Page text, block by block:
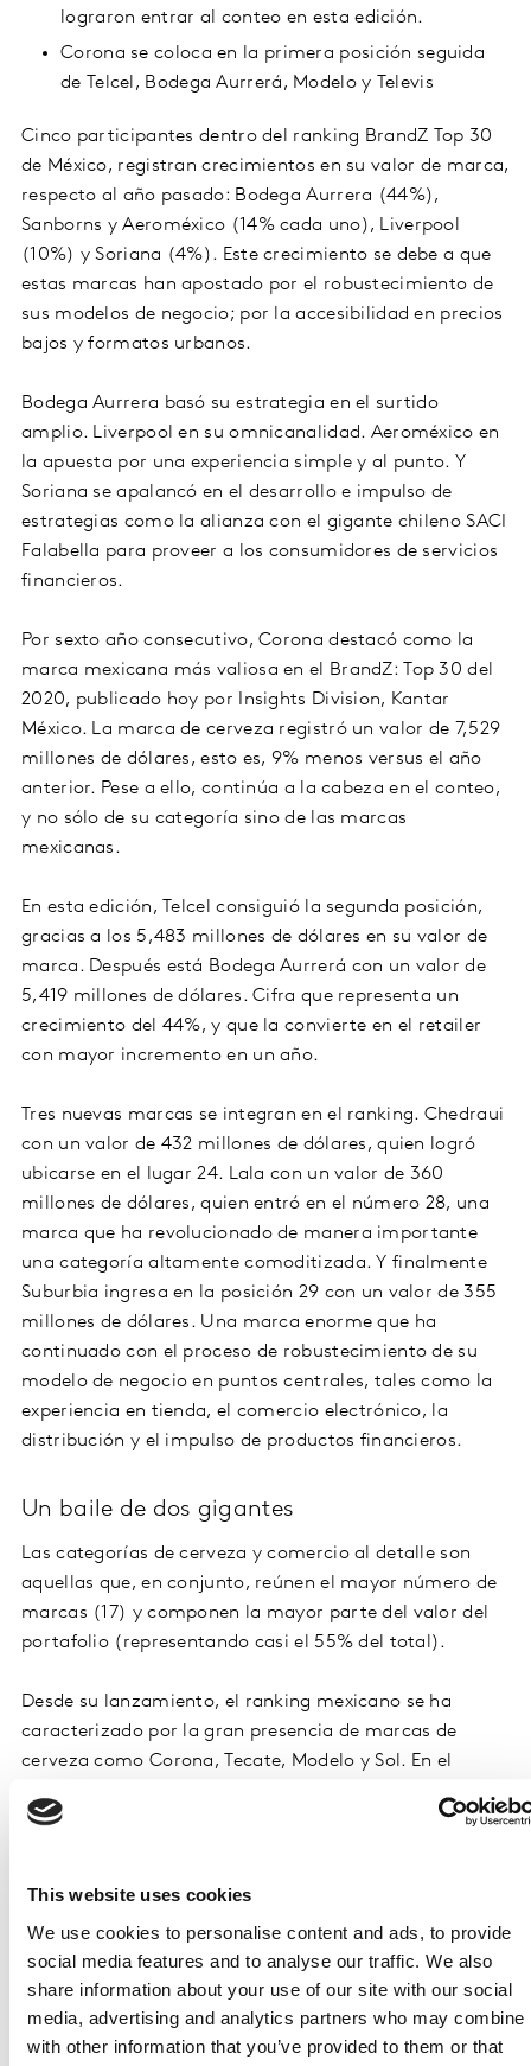
This website uses cookies
We use cookies to personalise content and ads, to provide
social media features and to analyse our traffic. We also
share information about your use of our site with our social
media, advertising and analytics partners who may combine
with other information that you’ve provided to them or that
lograron entrar al conteo en esta edición.
Corona se coloca en la primera posición seguida
de Telcel, Bodega Aurrerá, Modelo y Televis
Cinco participantes dentro del ranking BrandZ Top 30
de México, registran crecimientos en su valor de marca,
respecto al año pasado: Bodega Aurrera (44%),
Sanborns y Aeroméxico (14% cada uno), Liverpool
(10%) y Soriana (4%). Este crecimiento se debe a que
estas marcas han apostado por el robustecimiento de
sus modelos de negocio; por la accesibilidad en precios
bajos y formatos urbanos.
Bodega Aurrera basó su estrategia en el surtido
amplio. Liverpool en su omnicanalidad. Aeroméxico en
la apuesta por una experiencia simple y al punto. Y
Soriana se apalancó en el desarrollo e impulso de
estrategias como la alianza con el gigante chileno SACI
Falabella para proveer a los consumidores de servicios
financieros.
Por sexto año consecutivo, Corona destacó como la
marca mexicana más valiosa en el BrandZ: Top 30 del
2020, publicado hoy por Insights Division, Kantar
México. La marca de cerveza registró un valor de 7,529
millones de dólares, esto es, 9% menos versus el año
anterior. Pese a ello, continúa a la cabeza en el conteo,
y no sólo de su categoría sino de las marcas
mexicanas.
En esta edición, Telcel consiguió la segunda posición,
gracias a los 5,483 millones de dólares en su valor de
marca. Después está Bodega Aurrerá con un valor de
5,419 millones de dólares. Cifra que representa un
crecimiento del 44%, y que la convierte en el retailer
con mayor incremento en un año.
Tres nuevas marcas se integran en el ranking. Chedraui
con un valor de 432 millones de dólares, quien logró
ubicarse en el lugar 24. Lala con un valor de 360
millones de dólares, quien entró en el número 28, una
marca que ha revolucionado de manera importante
una categoría altamente comoditizada. Y finalmente
Suburbia ingresa en la posición 29 con un valor de 355
millones de dólares. Una marca enorme que ha
continuado con el proceso de robustecimiento de su
modelo de negocio en puntos centrales, tales como la
experiencia en tienda, el comercio electrónico, la
distribución y el impulso de productos financieros.
Un baile de dos gigantes
Las categorías de cerveza y comercio al detalle son
aquellas que, en conjunto, reúnen el mayor número de
marcas (17) y componen la mayor parte del valor del
portafolio (representando casi el 55% del total).
Desde su lanzamiento, el ranking mexicano se ha
caracterizado por la gran presencia de marcas de
cerveza como Corona, Tecate, Modelo y Sol. En el
tiene la mayor cantidad de marcas dentro de BrandZ
Top 30 con un valor en total de 12,460 millones de
dólares.
La categoría de comercio detallista, por otra parte,
cuenta con 9 marcas representantes dentro del